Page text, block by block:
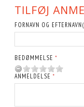
TILFØJ
FORNAVN OG
BEDØMMELSE
ANMELDELSE